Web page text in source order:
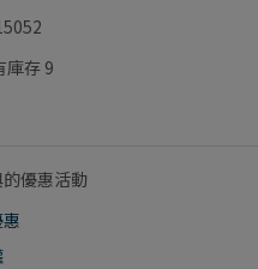
庫存 9
優惠活動